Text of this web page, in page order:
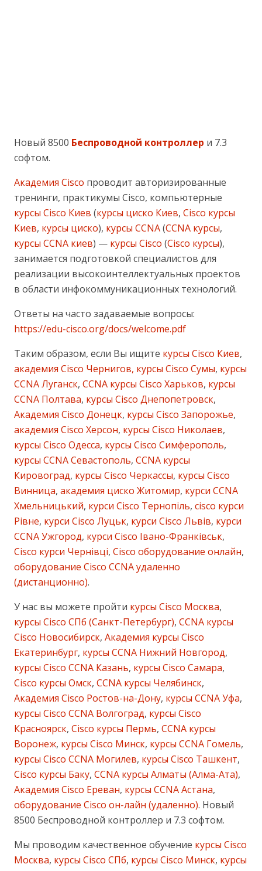
Новый 8500 Беспроводной контроллер и 7.3
софтом.
Академия Cisco проводит авторизированные
тренинги, практикумы Cisco, компьютерные
курсы Cisco Киев (курсы циско Киев, Cisco курсы
Киев, курсы циско), курсы CCNA(CCNA курсы,
курсы CCNA киев) — курсы Cisco (Cisco курсы),
занимается подготовкой специалистов для
реализации высокоинтеллектуальных проектов
в области инфокоммуникационных технологий.
Ответы на часто задаваемые вопросы:
https://edu-cisco.org/docs/welcome.pdf
Таким образом, если Вы ищите курсы Cisco Киев,
академия Cisco Чернигов, курсы Cisco Сумы, курсы
CCNA Луганск, CCNA курсы Cisco Харьков, курсы
CCNA Полтава, курсы Cisco Днепопетровск,
Академия Cisco Донецк, курсы Cisco Запорожье,
академия Cisco Херсон, курсы Cisco Николаев,
курсы Cisco Одесса, курсы Cisco Симферополь,
курсы CCNA Севастополь, CCNA курсы
Кировоград, курсы Cisco Черкассы, курсы Cisco
Винница, академия циско Житомир, курси CCNA
Хмельницький, курси Cisco Тернопіль, cisco курси
Рівне, курси Cisco Луцьк, курси Cisco Львів, курси
CCNA Ужгород, курси Cisco Івано-Франківськ,
Cisco курси Чернівці, Cisco оборудование онлайн,
оборудование Cisco CCNA удаленно
(дистанционно).
У нас вы можете пройти курсы Cisco Москва,
курсы Cisco СПб (Санкт-Петербург), CCNA курсы
Cisco Новосибирск, Академия курсы Cisco
Екатеринбург, курсы CCNA Нижний Новгород,
курсы Cisco CCNA Казань, курсы Cisco Самара,
Cisco курсы Омск, CCNA курсы Челябинск,
Академия Cisco Ростов-на-Дону, курсы CCNA Уфа,
курсы Cisco CCNA Волгоград, курсы Cisco
Красноярск, Cisco курсы Пермь, CCNA курсы
Воронеж, курсы Cisco Минск, курсы CCNA Гомель,
курсы Cisco CCNA Могилев, курсы Cisco Ташкент,
Cisco курсы Баку, CCNA курсы Алматы (Алма-Ата),
Академия Cisco Ереван, курсы CCNA Астана,
оборудование Cisco он-лайн (удаленно). Новый
8500 Беспроводной контроллер и 7.3 софтом.
Мы проводим качественное обучение курсы Cisco
Москва, курсы Cisco СПб, курсы Cisco Минск, курсы